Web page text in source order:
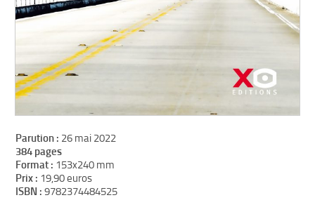
Parution : 26 mai 2022
384 pages
Format : 153x240 mm
Prix : 19,90 euros
ISBN : 9782374484525